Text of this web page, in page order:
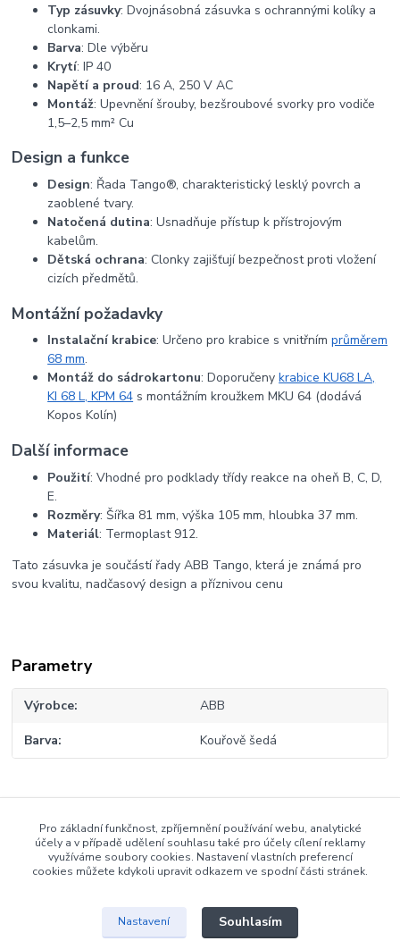
Typ zásuvky: Dvojnásobná zásuvka s ochrannými kolíky a
clonkami.
Barva: Dle výběru
Krytí: IP 40
Napětí a proud: 16 A, 250 V AC
Montáž: Upevnění šrouby, bezšroubové svorky pro vodiče
1,5–2,5 mm² Cu
Design a funkce
Design: Řada Tango®, charakteristický lesklý povrch a
zaoblené tvary.
Natočená dutina: Usnadňuje přístup k přístrojovým
kabelům.
Dětská ochrana: Clonky zajišťují bezpečnost proti vložení
cizích předmětů.
Montážní požadavky
Instalační krabice: Určeno pro krabice s vnitřnímprůměrem
68 mm.
Montáž do sádrokartonu: Doporučenykrabice KU68 LA,
KI 68 L, KPM 64 s montážním kroužkem MKU 64 (dodává
Kopos Kolín)
Další informace
Použití: Vhodné pro podklady třídy reakce na oheň B, C, D,
E.
Rozměry: Šířka 81 mm, výška 105 mm, hloubka 37 mm.
Materiál: Termoplast 912.
Tato zásuvka je součástí řady ABB Tango, která je známá pro
svou kvalitu, nadčasový design a příznivou cenu
Parametry
Výrobce ABB
Barva Kouřově šedá
Zásuvky
Zásuvky Tango
Pro základní funkčnost, zpříjemnění používání webu, analytické
účely a v případě udělení souhlasu také pro účely cílení reklamy
využíváme soubory cookies. Nastavení vlastních preferencí
cookies můžete kdykoli upravit odkazem ve spodní části stránek.
Nastavení Souhlasím